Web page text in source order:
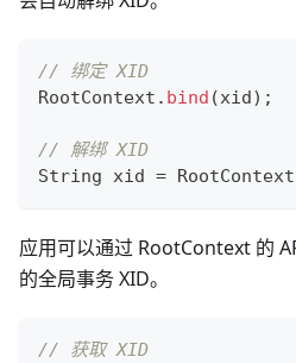
// 绑定 XID
RootContext . bind (xid) ;
// 解绑 XID
String xid = RootContext
应用可以通过 RootContext 的
的全局事务 XID。
// 获取 XID